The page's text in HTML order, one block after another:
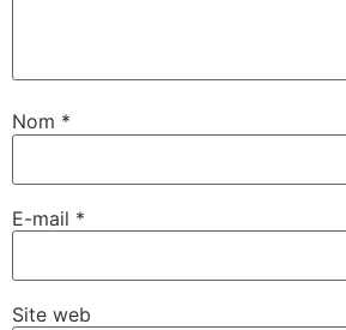
Nom *
E-mail *
Site web